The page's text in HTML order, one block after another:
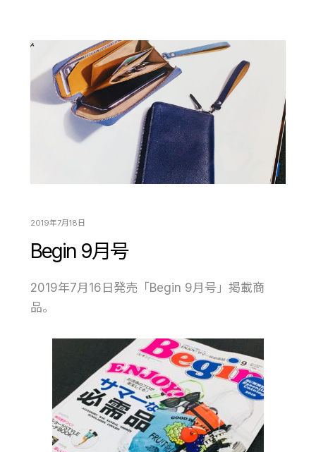
2019年7月18日
Begin 9月号
2019年7月16日発売「Begin 9月号」掲載商
品。